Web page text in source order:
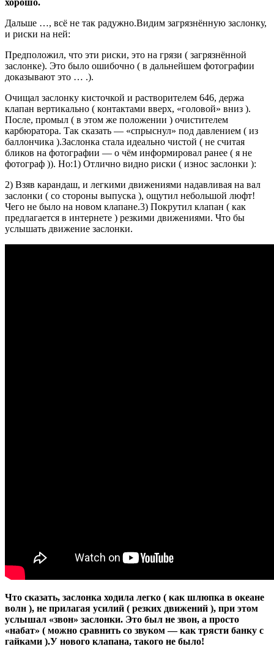
хорошо.
Дальше …, всё не так радужно.Видим загрязнённую заслонку,
и риски на ней:
Предположил, что эти риски, это на грязи ( загрязнённой
заслонке). Это было ошибочно ( в дальнейшем фотографии
доказывают это … .).
Очищал заслонку кисточкой и растворителем 646, держа
клапан вертикально ( контактами вверх, «головой» вниз ).
После, промыл ( в этом же положении ) очистителем
карбюратора. Так сказать — «спрыснул» под давлением ( из
баллончика ).Заслонка стала идеально чистой ( не считая
бликов на фотографии — о чём информировал ранее ( я не
фотограф )). Но:1) Отлично видно риски ( износ заслонки ):
2) Взяв карандаш, и легкими движениями надавливая на вал
заслонки ( со стороны выпуска ), ощутил небольшой люфт!
Чего не было на новом клапане.3) Покрутил клапан ( как
предлагается в интернете ) резкими движениями. Что бы
услышать движение заслонки.
Что сказать, заслонка ходила легко ( как шлюпка в океане
волн ), не прилагая усилий ( резких движений ), при этом
услышал «звон» заслонки. Это был не звон, а просто
«набат» ( можно сравнить со звуком — как трясти банку с
гайками ).У нового клапана, такого не было!